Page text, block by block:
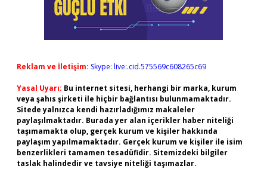
Reklam ve İletişim: Skype: live:.cid.575569c608265c69
Yasal Uyarı: Bu internet sitesi, herhangi bir marka, kurum
veya şahıs şirketi ile hiçbir bağlantısı bulunmamaktadır.
Sitede yalnızca kendi hazırladığımız makaleler
paylaşılmaktadır. Burada yer alan içerikler haber niteliği
taşımamakta olup, gerçek kurum ve kişiler hakkında
paylaşım yapılmamaktadır. Gerçek kurum ve kişiler ile isim
benzerlikleri tamamen tesadüfidir. Sitemizdeki bilgiler
taslak halindedir ve tavsiye niteliği taşımazlar.